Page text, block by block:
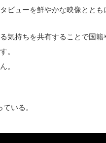
ューを鮮やかな映像ととも
気持ちを共有することで国
。
。
いる。